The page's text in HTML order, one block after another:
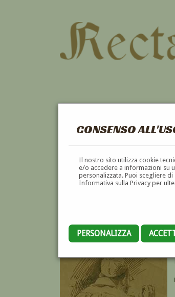
CONSENSO
Il nostro sito utilizza cookie
e/o accedere a informazioni su
personalizzata. Puoi scegliere
Informativa sulla Privacy per
PERSONALIZZA
LUIGI ARNAUD